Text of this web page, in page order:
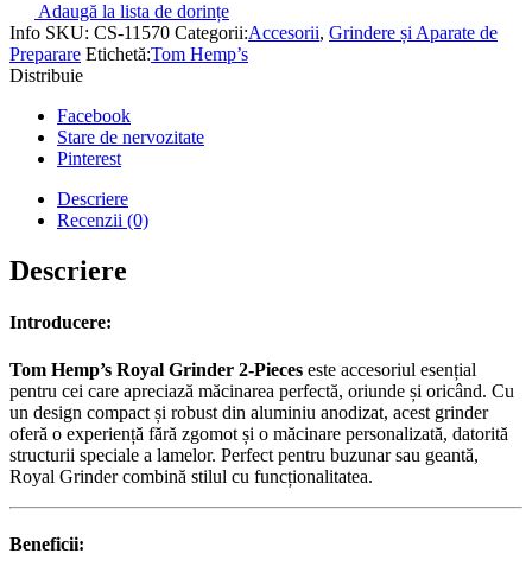
Adaugă la lista de dorințe
Info SKU: CS-11570 Categorii:Accesorii, Grindere și Aparate de
Preparare Etichetă:Tom Hemp’s
Distribuie
Facebook
Stare de nervozitate
Pinterest
Descriere
Recenzii (0)
Descriere
Introducere:
Tom Hemp’s Royal Grinder 2-Pieces este accesoriul esențial
pentru cei care apreciază măcinarea perfectă, oriunde și oricând. Cu
un design compact și robust din aluminiu anodizat, acest grinder
oferă o experiență fără zgomot și o măcinare personalizată, datorită
structurii speciale a lamelor. Perfect pentru buzunar sau geantă,
Royal Grinder combină stilul cu funcționalitatea.
Beneficii: